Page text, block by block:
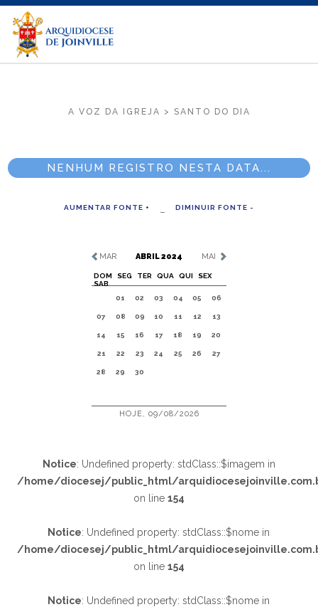
A VOZ DA IGREJA > SANTO DO DIA
NENHUM REGISTRO NESTA DATA...
AUMENTAR FONTE + DIMINUIR FONTE -
MAR ABRIL 2024 MAI
DOM SEG TER QUA QUI
SEX
SAB
01
02 03 04 05 06
07 08 09 10 11 12 13
14 15 16 17 18 19 20
21 22 23 24 25 26 27
28 29 30
HOJE, 09/08/2026
Notice: Undefined property: stdClass::$imagem in
/home/diocesej/public_html/
on line 154
Notice: Undefined property: stdClass::$nome in
/home/diocesej/public_html/
on line 154
Notice: Undefined property: stdClass::$nome in